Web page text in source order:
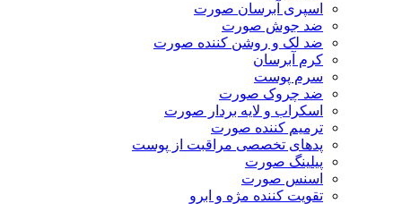
اسپری آبرسان صورت
ضد جوش صورت
ضد لک و روشن کننده صورت
کرم آبرسان
سرم پوست
ضد چروک صورت
اسکراب و لایه بردار صورت
ترمیم کننده صورت
پدهای تخصصی مراقبت از پوست
پیلینگ صورت
اسنس صورت
تقویت کننده مژه و ابرو